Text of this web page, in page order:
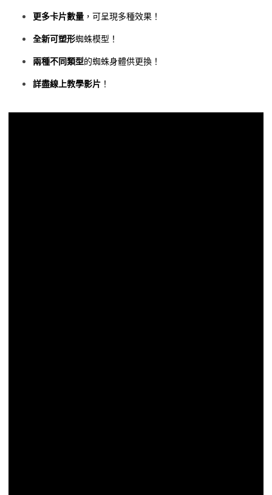
更多卡片數量 ，可呈現多種效果！
全新可塑形蜘蛛模型！
兩種不同類型的蜘蛛身體供更換！
詳盡線上教學影片 ！